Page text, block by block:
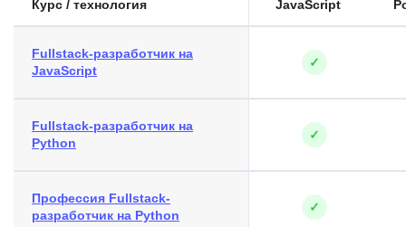
Курс / технология JavaScript
Fullstack-разработчик на
JavaScript
✓
Fullstack-разработчик на
Python
✓
Профессия Fullstack-
разработчик на Python
✓